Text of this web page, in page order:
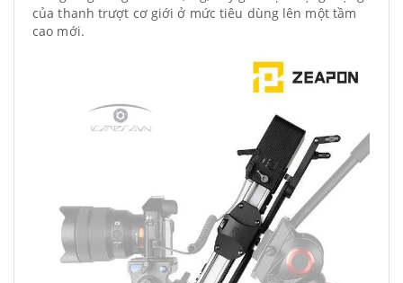
của thanh trượt cơ giới ở mức tiêu dùng lên một tầm
cao mới.